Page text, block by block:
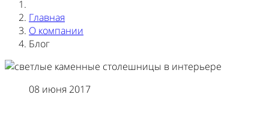
Главная
О компании
Блог
08 июня 2017